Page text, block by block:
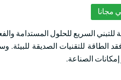
مجانا
أمريكي بحلول عام 2034. تعطي الصناعات الأولوية للتبني السريع للحلول
الطاقة للتقنيات الصديقة للبيئة.
الصناعة.